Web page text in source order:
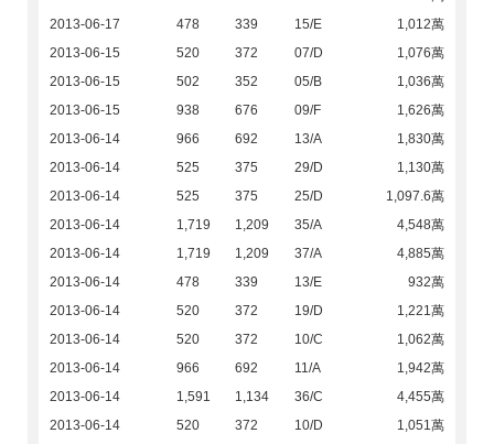
2013-06-17
478 339 15/E
1,012萬
2013-06-15
520 372 07/D
1,076萬
2013-06-15
502 352 05/B
1,036萬
2013-06-15
938 676 09/F
1,626萬
2013-06-14
966 692 13/A
1,830萬
2013-06-14
525 375 29/D
1,130萬
2013-06-14
525 375 25/D
1,097.6萬
2013-06-14
1,719 1,209 35/A
4,548萬
2013-06-14
1,719 1,209 37/A
4,885萬
2013-06-14
478 339 13/E
932萬
2013-06-14
520 372 19/D
1,221萬
2013-06-14
520 372 10/C
1,062萬
2013-06-14
966 692 11/A
1,942萬
2013-06-14
1,591 1,134 36/C
4,455萬
2013-06-14
520 372 10/D
1,051萬